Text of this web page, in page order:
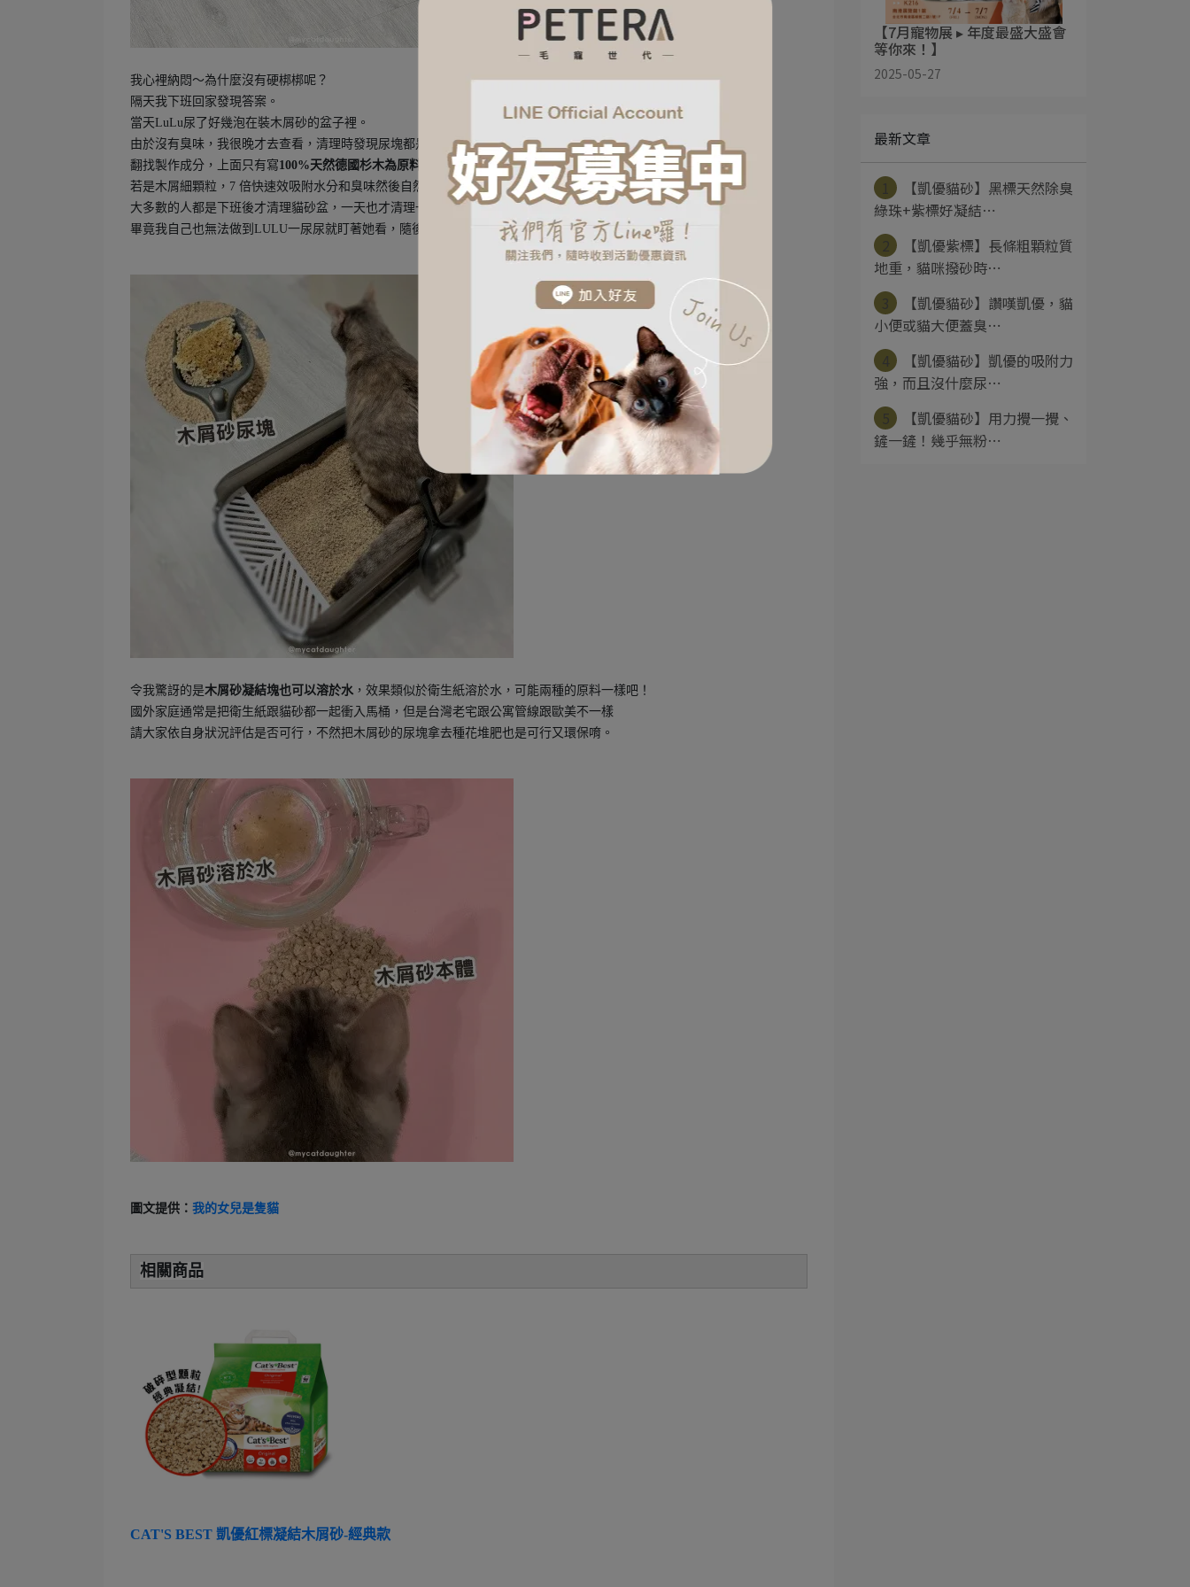
我心裡納悶～為什麼沒有硬梆梆呢？
隔天我下班回家發現答案。
當天LuLu尿了好幾泡在裝木屑砂的盆子裡。
由於沒有臭味，我很晚才去查看，清理時發現尿塊都是硬梆梆的！
翻找製作成分，上面只有寫100%天然德國杉木為原料，沒有寫膠類成分
若是木屑細顆粒，7 倍快速效吸附水分和臭味然後自然凝結成塊，
大多數的人都是下班後才清理貓砂盆，一天也才清理一頂多兩次，這樣的情況是合理的！
畢竟我自己也無法做到LULU一尿尿就盯著她看，隨後立馬剷除尿塊！
令我驚訝的是木屑砂凝結塊也可以溶於水 ，效果類似於衛生紙溶於水，可能兩種的原料一樣吧！
國外家庭通常是把衛生紙跟貓砂都一起衝入馬桶，但是台灣老宅跟公寓管線跟歐美不一樣
請大家依自身狀況評估是否可行，不然把木屑砂的尿塊拿去種花堆肥也是可行又環保唷。
圖文提供： 我的女兒是隻貓
相關商品
CAT'S BEST 凱優紅標凝結木屑砂-經典款
【7月寵物展 ▸ 年度最盛大盛會
等你來！】
2025-05-27
最新文章
【凱優貓砂】黑標天然除臭
綠珠+紫標好凝結⋯
【凱優紫標】長條粗顆粒質
地重，貓咪撥砂時⋯
【凱優貓砂】讚嘆凱優，貓
小便或貓大便蓋臭⋯
【凱優貓砂】凱優的吸附力
強，而且沒什麼尿⋯
【凱優貓砂】用力攪一攪、
鏟一鏟！幾乎無粉⋯